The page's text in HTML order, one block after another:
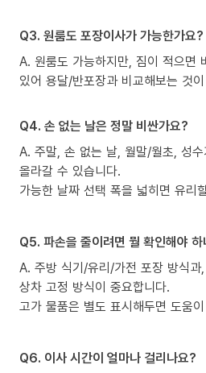
Q3. 원룸도 포장이사가 가능한가요?
A. 원룸도 가능하지만, 짐이 적으면
있어 용달/반포장과 비교해보는 것
Q4. 손 없는 날은 정말 비싼가요?
A. 주말, 손 없는 날, 월말/월초, 성
올라갈 수 있습니다.
가능한 날짜 선택 폭을 넓히면 유리
Q5. 파손을 줄이려면 뭘 확인해야
A. 주방 식기/유리/가전 포장 방식
상차 고정 방식이 중요합니다.
고가 물품은 별도 표시해두면 도움
Q6. 이사 시간이 얼마나 걸리나요?